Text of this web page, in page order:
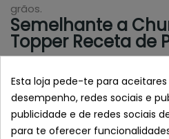
grãos.
Semelhante a
Topper Receta de
Esta loja pede-te para
desempenho, redes sociais e
publicidade e de redes sociais
para te oferecer